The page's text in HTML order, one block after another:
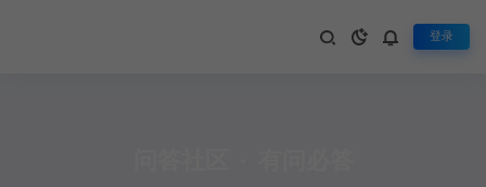
登录